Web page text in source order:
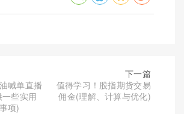
喊单直播
些实用
项)
下一篇
值得学习！股指期货交易
佣金(理解、计算与优化)